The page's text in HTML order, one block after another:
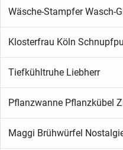
Tiefkühltruhe Liebherr